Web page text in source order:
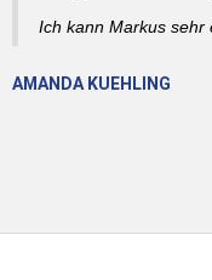
Ich kann Markus sehr
AMANDA KUEHLING